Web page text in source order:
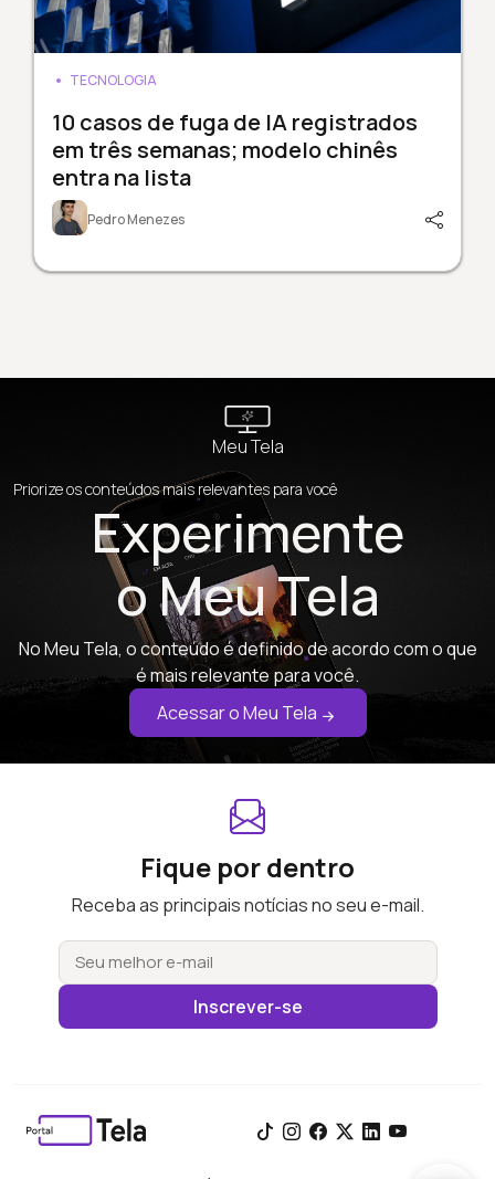
TECNOLOGIA
10 casos de fuga de IA registrados
em três semanas; modelo chinês
entra na lista
Pedro Menezes
Meu Tela
Priorize os conteúdos mais relevantes para você
Experimente
o Meu Tela
No Meu Tela, o conteúdo é definido de acordo com o que
é mais relevante para você.
Acessar o Meu Tela
Fique por dentro
Receba as principais notícias no seu e-mail.
Inscrever-se